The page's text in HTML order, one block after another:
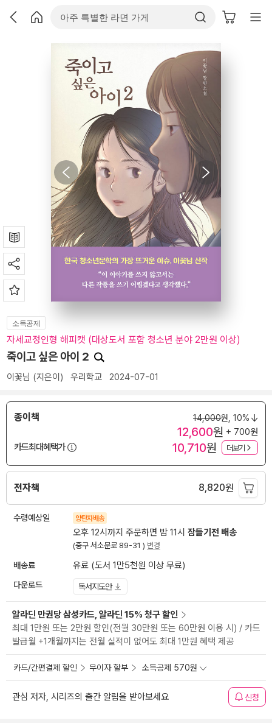
소득공제
자세교정인형 해피캣 (대상도서 포함 청소년 분야 2만원 이상)
죽이고 싶은 아이 2
이꽃님 (지은이) 우리학교 2024-07-01
종이책 14,000원, 10%
12,600원 + 700원
카드최대혜택가
10,710원 더보기
전자책 8,820원
수령예상일 양탄자배송
오후 12시까지 주문하면 밤 11시 잠들기전 배송
(중구 서소문로 89-31 ) 변경
배송료 유료 (도서 1만5천원 이상 무료)
다운로드 독서지도안
알라딘 만권당 삼성카드, 알라딘 15% 청구 할인
최대 1만원 또는 2만원 할인(전월 30만원 또는 60만원 이용 시) / 카드
발급월 +1개월까지는 전월 실적이 없어도 최대 1만원 혜택 제공
카드/간편결제 할인 무이자 할부 소득공제 570원
관심 저자, 시리즈의 출간 알림을 받아보세요 신청